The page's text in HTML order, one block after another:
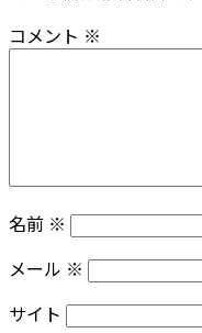
コメント ※
名前 ※
メール ※
サイト